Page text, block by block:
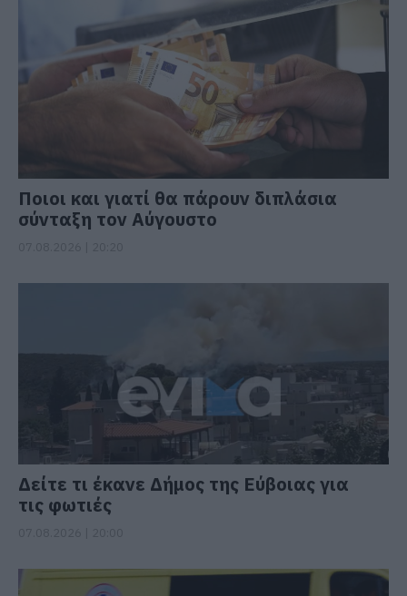
Ποιοι και γιατί θα πάρουν διπλάσια
σύνταξη τον Αύγουστο
Δείτε τι έκανε Δήμος της Εύβοιας για
τις φωτιές